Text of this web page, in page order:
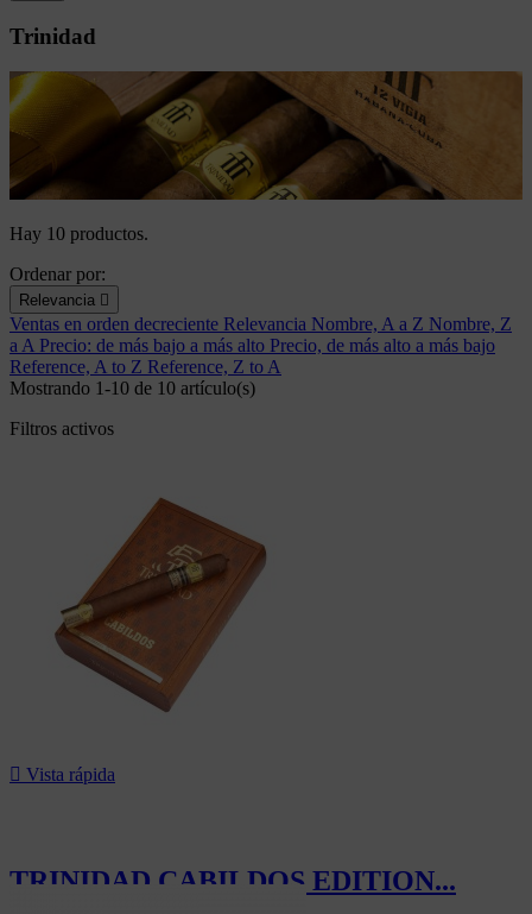
Trinidad
Hay 10 productos.
Ordenar por:
Relevancia 
Ventas en orden decreciente Relevancia Nombre, A a Z Nombre, Z
a A Precio: de más bajo a más alto Precio, de más alto a más bajo
Reference, A to Z Reference, Z to A
Mostrando 1-10 de 10 artículo(s)
Filtros activos
 Vista rápida
TRINIDAD CABILDOS EDITION...